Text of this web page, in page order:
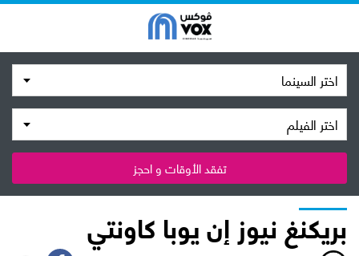
اختر السينما
اختر الفيلم
تفقد الأوقات و احجز
بريكنغ نيوز إن يوبا كاونتي